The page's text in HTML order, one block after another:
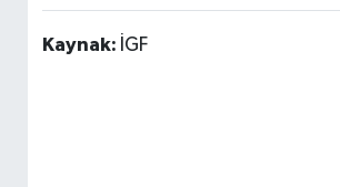
Kaynak: İGF